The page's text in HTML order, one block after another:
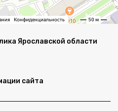
Ярославской области
сайта